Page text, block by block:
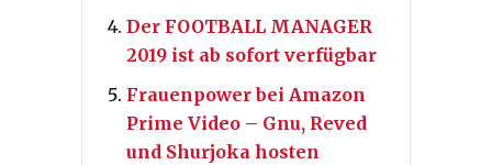
Der FOOTBALL MANAGER
2019 ist ab sofort verfügbar
Frauenpower bei Amazon
Prime Video – Gnu, Reved
und Shurjoka hosten